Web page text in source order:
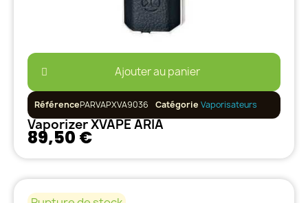
Ajouter au panier
RéférencePARVAPXVA9036 Catégorie Vaporisateurs
Vaporizer XVAPE ARIA
89,50 €